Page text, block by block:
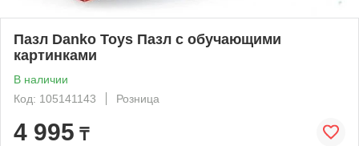
Пазл Danko Toys Пазл с обучающими
картинками
В наличии
Код: 105141143
Розница
4 995 ₸